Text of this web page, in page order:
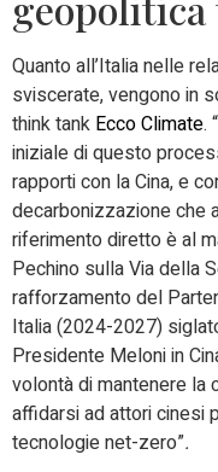
Quanto all’Italia nelle
sviscerate, vengono in
think tank Ecco Climate.
iniziale di questo
rapporti con la Cina, e
decarbonizzazione che
riferimento diretto è al
Pechino sulla Via della
rafforzamento del
Italia (2024-2027)
Presidente Meloni in
volontà di mantenere la
affidarsi ad attori cinesi
tecnologie net-zero”.